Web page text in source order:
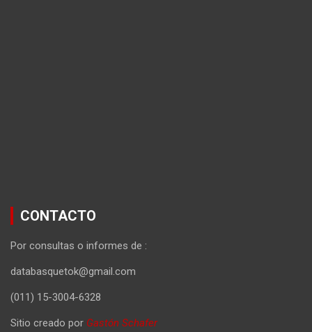
CONTACTO
Por consultas o informes de :
databasquetok@gmail.com
(011) 15-3004-6328
Sitio creado por Gastón Schafer